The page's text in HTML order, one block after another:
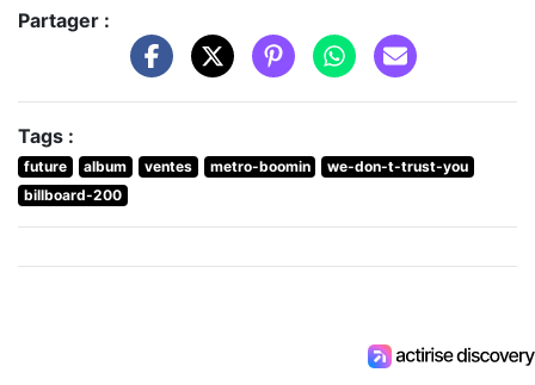
Partager :
Tags :
future album ventes metro-boomin
we-don-t-trust-you
billboard-200